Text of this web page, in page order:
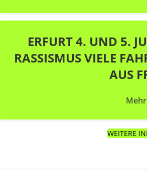
ERFURT 4. UND 5.
RASSISMUS VIELE
AUS
WEITERE